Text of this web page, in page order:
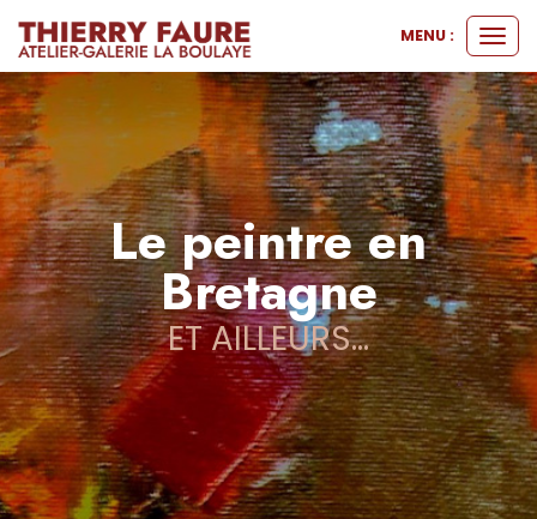
le
MENU :
Le peintre en
Bretagne
ET AILLEURS...